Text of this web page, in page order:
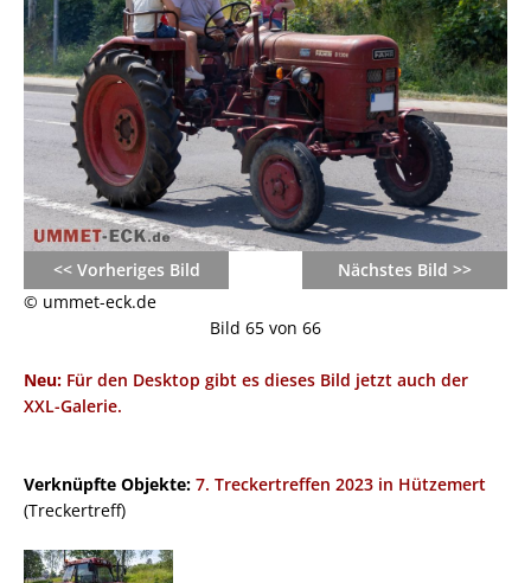
<< Vorheriges Bild
Nächstes Bild >>
© ummet-eck.de
Bild 65 von 66
Neu: Für den Desktop gibt es dieses Bild jetzt auch der
XXL-Galerie.
Verknüpfte Objekte: 7. Treckertreffen 2023 in Hützemert
(Treckertreff)